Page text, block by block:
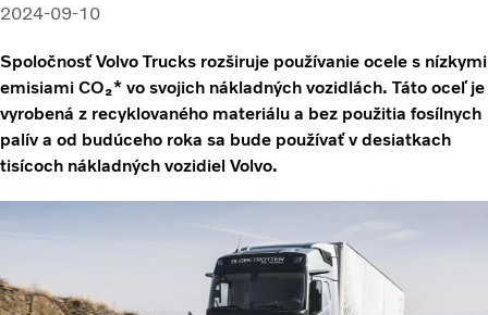
Kariéra
2024-09-10
Spoločnosť Volvo Trucks rozširuje používanie ocele s nízkymi
emisiami CO₂* vo svojich nákladných vozidlách. Táto oceľ je
vyrobená z recyklovaného materiálu a bez použitia fosílnych
palív a od budúceho roka sa bude používať v desiatkach
tisícoch nákladných vozidiel Volvo.